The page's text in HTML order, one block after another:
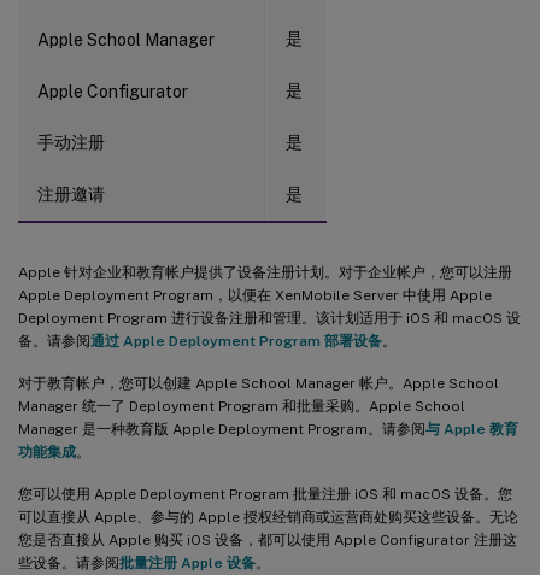
Apple School Manager 是
Apple Configurator 是
手动注册 是
注册邀请 是
Apple 针对企业和教育帐户提供了设备注册计划。对于企业帐户，您可以注册
Apple Deployment Program，以便在 XenMobile Server 中使用 Apple
Deployment Program 进行设备注册和管理。该计划适用于 iOS 和 macOS 设
备。请参阅通过 Apple Deployment Program 部署设备。
对于教育帐户，您可以创建 Apple School Manager 帐户。Apple School
Manager 统一了 Deployment Program 和批量采购。Apple School
Manager 是一种教育版 Apple Deployment Program。请参阅与 Apple 教育
功能集成。
您可以使用 Apple Deployment Program 批量注册 iOS 和 macOS 设备。您
可以直接从 Apple、参与的 Apple 授权经销商或运营商处购买这些设备。无论
您是否直接从 Apple 购买 iOS 设备，都可以使用 Apple Configurator 注册这
些设备。请参阅批量注册 Apple 设备。